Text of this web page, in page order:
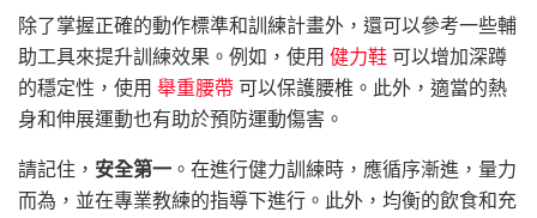
除了掌握正確的動作標準和訓練計畫外，還可以參考一些輔
助工具來提升訓練效果。例如，使用 健力鞋 可以增加深蹲
的穩定性，使用 舉重腰帶 可以保護腰椎。此外，適當的熱
身和伸展運動也有助於預防運動傷害。
請記住， 安全第一 。在進行健力訓練時，應循序漸進，量力
而為，並在專業教練的指導下進行。此外，均衡的飲食和充